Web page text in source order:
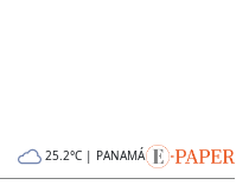
25.2°C | PANAMÁ